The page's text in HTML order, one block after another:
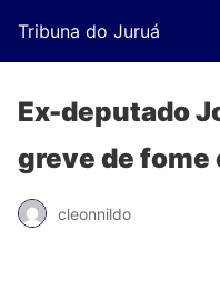
Tribuna do Juruá
Ex-deputado
greve de fome
cleonnildo